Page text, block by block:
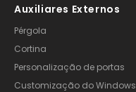
Auxiliares Externos
Pérgola
Cortina
Personalização de portas
Customização do Windows